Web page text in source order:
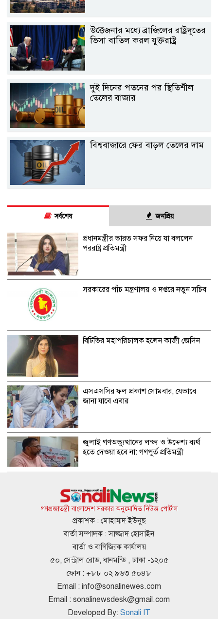
উত্তেজনার মধ্যে ব্রাজিলের রাষ্ট্রদূতের
ভিসা বাতিল করল যুক্তরাষ্ট্র
দুই দিনের পতনের পর স্থিতিশীল
তেলের বাজার
বিশ্ববাজারে ফের বাড়ল তেলের দাম
সর্বশেষ জনপ্রিয়
প্রধানমন্ত্রীর ভারত সফর নিয়ে যা বললেন
পররাষ্ট্র প্রতিমন্ত্রী
সরকারের পাঁচ মন্ত্রণালয় ও দপ্তরে নতুন সচিব
বিটিভির মহাপরিচালক হলেন কাজী জেসিন
এসএসসির ফল প্রকাশ সোমবার, যেভাবে
জানা যাবে এবার
জুলাই গণঅভ্যুত্থানের লক্ষ্য ও উদ্দেশ্য ব্যর্থ
হতে দেওয়া হবে না: গণপূর্ত প্রতিমন্ত্রী
বিমানবন্দরে ভিআইপি-সিআইপিদেরও তল্লাশির
সিদ্ধান্ত
রুশ পারমাণবিক আইসব্রেকারে উত্তর মেরু
অভিযানে বাংলাদেশী শিক্ষার্থী প্রত্যয়
তনু হত্যা
সাবেক সেনাসদস্য হাফিজুরের জামিন স্থগিত,
আত্মসমর্পণের নির্দেশ
গণপ্রজাতন্ত্রী বাংলাদেশ সরকার অনুমোদিত নিউজ পোর্টাল
প্রকাশক : মোহাম্মদ ইউনুছ
বার্তা সম্পাদক : সাজ্জাদ হোসাইন
বার্তা ও বাণিজ্যিক কার্যালয়
৫০, সেন্ট্রাল রোড, ধানমন্ডি , ঢাকা -১২০৫
ফোন : +৮৮ ০২ ৯৬৩ ৫০৪৮
Email : info@sonalinewes.com
Email : sonalinewsdesk@gmail.com
Developed By: Sonali IT